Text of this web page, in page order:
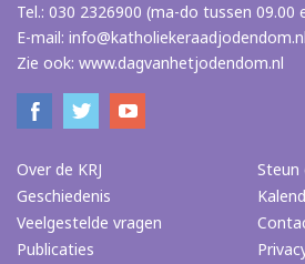
Tel.: 030 2326900 (ma-do tussen 09.00
E-mail: info@katholiekeraadjodendom.nl
Zie ook: www.dagvanhetjodendom.nl
Over de KRJ
Geschiedenis
Veelgestelde vragen
Publicaties
Steun